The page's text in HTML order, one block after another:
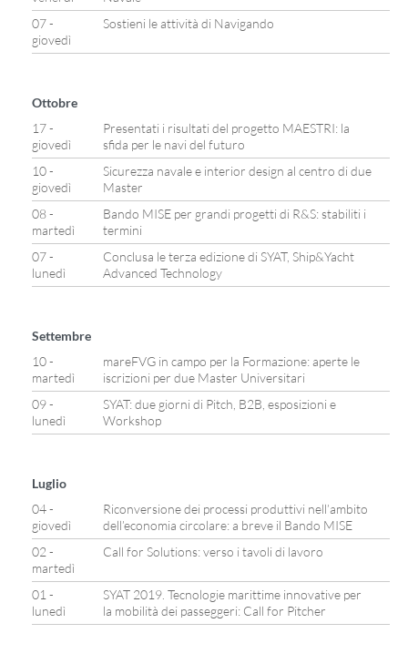
07 -
giovedì
Sostieni le attività di Navigando
Ottobre
17 -
giovedì
Presentati i risultati del progetto MAESTRI: la
sfida per le navi del futuro
10 -
giovedì
Sicurezza navale e interior design al centro di due
Master
08 -
martedì
Bando MISE per grandi progetti di R&S: stabiliti i
termini
07 -
lunedì
Conclusa le terza edizione di SYAT, Ship&Yacht
Advanced Technology
Settembre
10 -
martedì
mareFVG in campo per la Formazione: aperte le
iscrizioni per due Master Universitari
09 -
lunedì
SYAT: due giorni di Pitch, B2B, esposizioni e
Workshop
Luglio
04 -
giovedì
Riconversione dei processi produttivi nell’ambito
dell’economia circolare: a breve il Bando MISE
02 -
martedì
Call for Solutions: verso i tavoli di lavoro
01 -
lunedì
SYAT 2019. Tecnologie marittime innovative per
la mobilità dei passeggeri: Call for Pitcher